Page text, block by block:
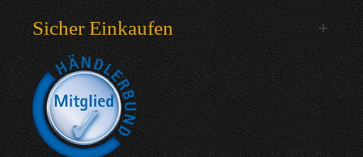
Sicher Einkaufen